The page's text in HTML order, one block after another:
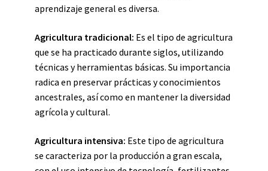
aprendizaje general es diversa.
Agricultura tradicional: Es el tipo de agricultura
que se ha practicado durante siglos, utilizando
técnicas y herramientas básicas. Su importancia
radica en preservar prácticas y conocimientos
ancestrales, así como en mantener la diversidad
agrícola y cultural.
Agricultura intensiva: Este tipo de agricultura
se caracteriza por la producción a gran escala,